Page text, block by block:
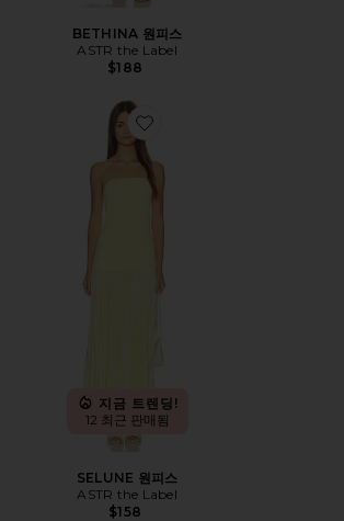
BETHINA 원피스
ASTR the Label
$188
Favorite SELUNE 원피스
지금 트렌딩!
12 최근 판매됨
SELUNE 원피스
ASTR the Label
$158